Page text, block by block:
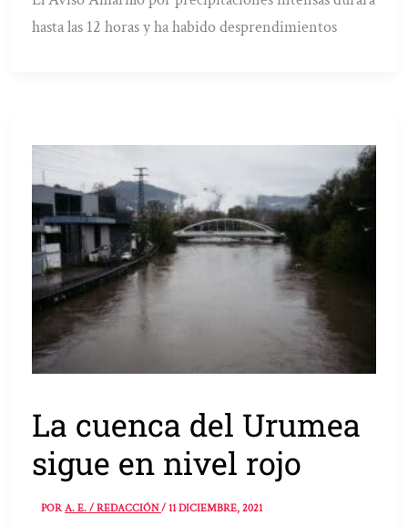
hasta las 12 horas y ha habido desprendimientos
La cuenca del Urumea
sigue en nivel rojo
PORA. E. / REDACCIÓN/11 DICIEMBRE, 2021